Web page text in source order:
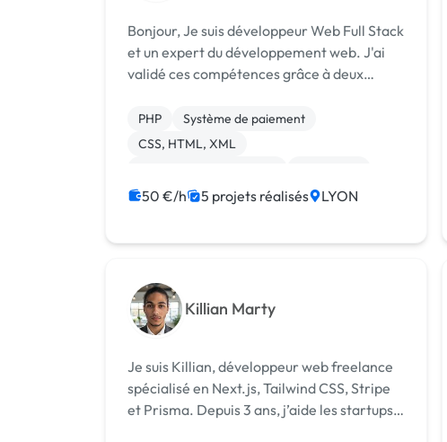
Bonjour, Je suis développeur Web Full Stack
et un expert du développement web. J'ai
validé ces compétences grâce à deux
Freelance depuis 7 années et j'ai réalisé
plus d'une cinquantaine de projets...
PHP
Système de paiement
CSS, HTML, XML
API
Android
Application mobile
50 €/h 5 projets réalisés LYON
Killian Marty
Je suis Killian, développeur web freelance
spécialisé en Next.js, Tailwind CSS, Stripe
et Prisma. Depuis 3 ans, j’aide les startups